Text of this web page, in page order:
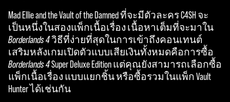
serv
ers.
Mad Ellie and the Vault of the Damned ที่จะมีตัวละคร C4SH จะ
เป็นหนึ่งในสองแพ็กเนื้อเรื่อง เนื้อหาเต็มที่จะมาใน
Borderlands 4วิธีที่ง่ายที่สุดในการเข้าถึงคอนเทนต์
เสริมหลังเกมเปิดตัวแบบเสียเงินทั้งหมดคือการซื้อ
Borderlands 4Super Deluxe Edition แต่คุณยังสามารถเลือกซื้อ
แพ็กเนื้อเรื่อง แบบแยกชิ้น หรือซื้อรวมในแพ็ก Vault
Hunter ได้เช่นกัน